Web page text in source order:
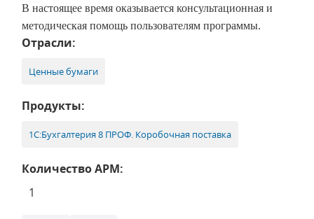
В настоящее время оказывается консультационная и
методическая помощь пользователям программы.
Отрасли:
Ценные бумаги
Продукты:
1С:Бухгалтерия 8 ПРОФ. Коробочная поставка
Количество АРМ:
1